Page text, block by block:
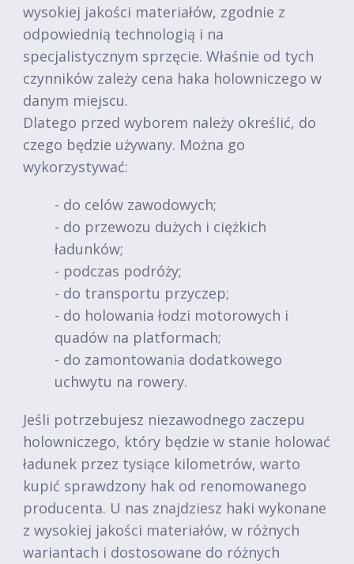
wysokiej jakości materiałów, zgodnie z
odpowiednią technologią i na
specjalistycznym sprzęcie. Właśnie od tych
czynników zależy cena haka holowniczego w
danym miejscu.
Dlatego przed wyborem należy określić, do
czego będzie używany. Można go
wykorzystywać:
- do celów zawodowych;
- do przewozu dużych i ciężkich
ładunków;
- podczas podróży;
- do transportu przyczep;
- do holowania łodzi motorowych i
quadów na platformach;
- do zamontowania dodatkowego
uchwytu na rowery.
Jeśli potrzebujesz niezawodnego zaczepu
holowniczego, który będzie w stanie holować
ładunek przez tysiące kilometrów, warto
kupić sprawdzony hak od renomowanego
producenta. U nas znajdziesz haki wykonane
z wysokiej jakości materiałów, w różnych
wariantach i dostosowane do różnych